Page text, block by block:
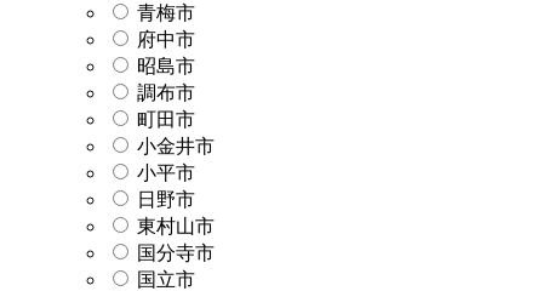
青梅市
府中市
昭島市
調布市
町田市
小金井市
小平市
日野市
東村山市
国分寺市
国立市